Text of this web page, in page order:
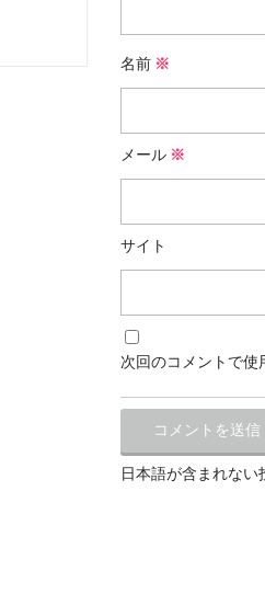
名前 ※
メール ※
サイト
次回のコメントで
日本語が含まれない